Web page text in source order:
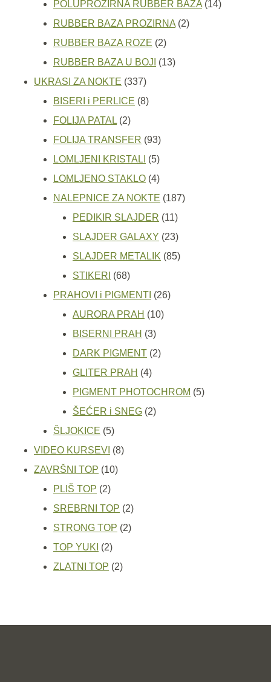
proizvoda
POLUPROZIRNA RUBBER BAZA 1414
RUBBER BAZA PROZIRNA 22
RUBBER BAZA ROZE 22
proizvoda
RUBBER BAZA U BOJI 1313
UKRASI ZA NOKTE 337337
proizvoda
BISERI i PERLICE 88
FOLIJA PATAL 22
proizvoda
FOLIJA TRANSFER 9393
proizvoda
LOMLJENI KRISTALI 55
proizvoda
LOMLJENO STAKLO 44
proizvoda
NALEPNICE ZA NOKTE 187187
PEDIKIR SLAJDER 1111
proizvoda
SLAJDER GALAXY 2323
proizvoda
SLAJDER METALIK 8585
STIKERI 6868
proizvoda
PRAHOVI i PIGMENTI 2626
AURORA PRAH 1010
BISERNI PRAH 33
proizvoda
DARK PIGMENT 22
GLITER PRAH 44
proizvoda
PIGMENT PHOTOCHROM 55
ŠEĆER i SNEG 22
ŠLJOKICE 55
proizvoda
VIDEO KURSEVI 88
ZAVRŠNI TOP 1010
PLIŠ TOP 22
proizvoda
SREBRNI TOP 22
proizvoda
STRONG TOP 22
TOP YUKI 22
proizvoda
ZLATNI TOP 22